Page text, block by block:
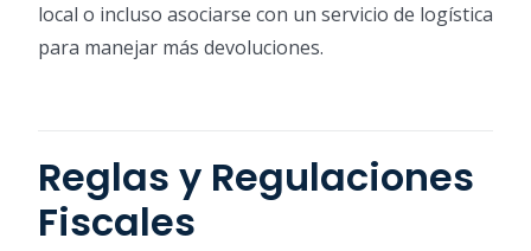
local o incluso asociarse con un servicio de logística
para manejar más devoluciones.
Reglas y Regulaciones
Fiscales